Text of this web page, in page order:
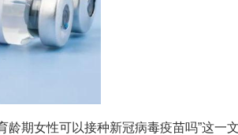
期女性可以接种新冠病毒疫苗吗”这一